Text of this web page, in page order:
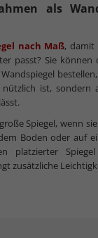
als
nach Maß, damit
passt? Sie können
ist, sondern
Spiegel, wenn
Boden oder auf
platzierter
zusätzliche